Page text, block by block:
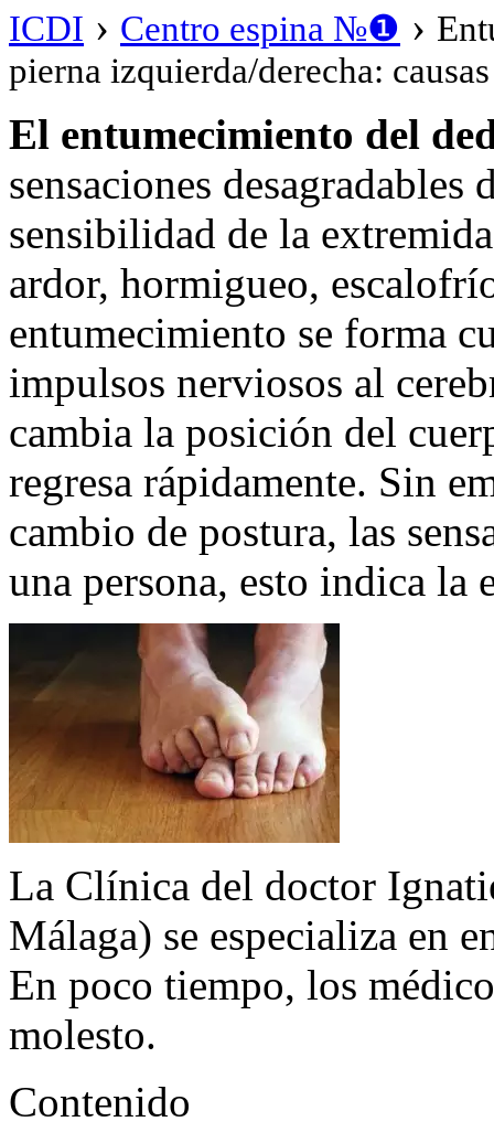
ICDI › Сentro espina №❶ ›
pierna izquierda/derecha:
El entumecimiento del
sensaciones
sensibilidad de la
ardor, hormigueo,
entumecimiento se forma
impulsos nerviosos al
cambia la posición del
regresa rápidamente. Sin
cambio de postura, las
una persona, esto indica la
La Clínica del doctor
Málaga) se especializa en
En poco tiempo, los
molesto.
Сontenido